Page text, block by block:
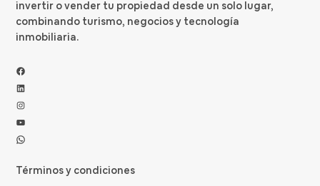
invertir o vender tu propiedad desde un solo lugar,
combinando turismo, negocios y tecnología
inmobiliaria.
Facebook
LinkedIn
Instagram
YouTube
WhatsApp
Términos y condiciones